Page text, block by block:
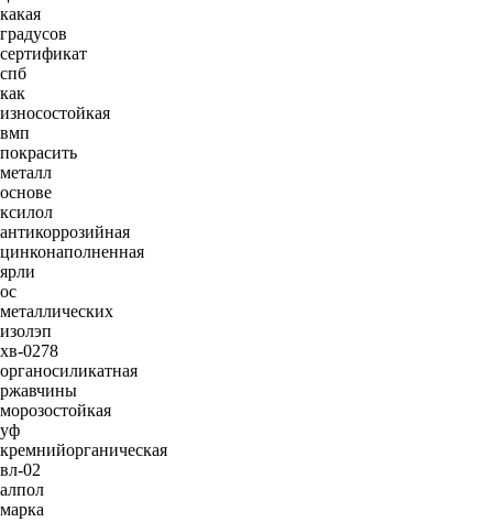
какая
градусов
сертификат
спб
как
износостойкая
вмп
покрасить
металл
основе
ксилол
антикоррозийная
цинконаполненная
ярли
ос
металлических
изолэп
хв-0278
органосиликатная
ржавчины
морозостойкая
уф
кремнийорганическая
вл-02
алпол
марка